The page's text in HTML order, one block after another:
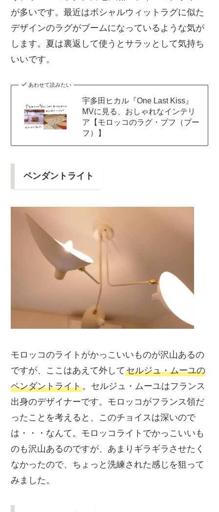
が多いです。最近はボシャルウィットラグに似た
デザインのラグがブームになっているような気が
します。夏は裏返して使うとサラッとして気持ち
いいです。
あわせて読みたい
宇多田ヒカル『One Last Kiss』
MVに見る、おしゃれなインテリ
ア【モロッコのラグ・プフ（プー
フ）】
ペンダントライト
モロッコのライトがかっこいいものが沢山あるの
ですが、ここはあえて外してセルジュ・ムーユの
ペンダントライト。セルジュ・ムーユはフランス
出身のデザイナーです。モロッコがフランス領だ
ったことを考えると、このチョイスは深いので
は・・・なんて。モロッコライトでかっこいいも
のも沢山あるのですが、あまりギラギラさせたく
なかったので、ちょっと洗練された感じを狙って
みました。